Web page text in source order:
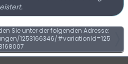
Sie unter der folgenden Adresse:
1253166346/#variationId=125